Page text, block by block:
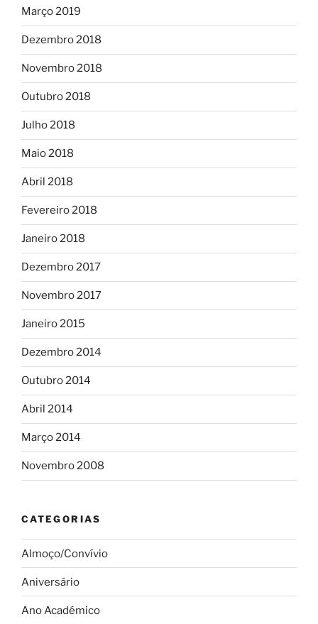
Março 2019
Dezembro 2018
Novembro 2018
Outubro 2018
Julho 2018
Maio 2018
Abril 2018
Fevereiro 2018
Janeiro 2018
Dezembro 2017
Novembro 2017
Janeiro 2015
Dezembro 2014
Outubro 2014
Abril 2014
Março 2014
Novembro 2008
CATEGORIAS
Almoço/Convívio
Aniversário
Ano Académico